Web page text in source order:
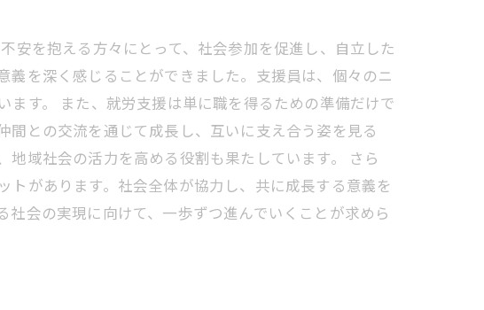
安を抱える方々にとって、社会参加を促進し、自立した
を深く感じることができました。支援員は、個々のニ
す。 また、就労支援は単に職を得るための準備だけで
との交流を通じて成長し、互いに支え合う姿を見る
域社会の活力を高める役割も果たしています。 さら
があります。社会全体が協力し、共に成長する意義を
会の実現に向けて、一歩ずつ進んでいくことが求めら